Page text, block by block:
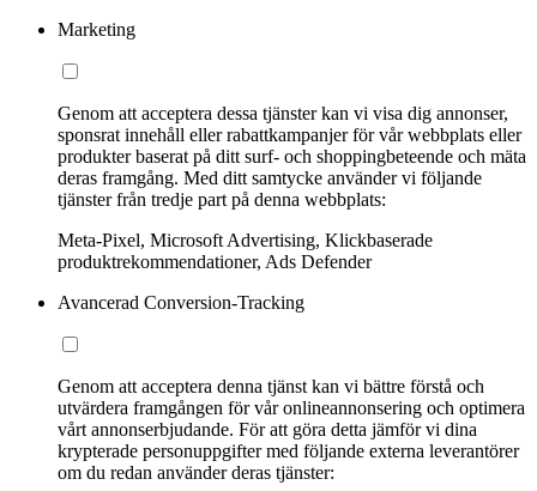
Marketing
Genom att acceptera dessa tjänster kan vi visa dig annonser,
sponsrat innehåll eller rabattkampanjer för vår webbplats eller
produkter baserat på ditt surf- och shoppingbeteende och mäta
deras framgång. Med ditt samtycke använder vi följande
tjänster från tredje part på denna webbplats:
Meta-Pixel, Microsoft Advertising, Klickbaserade
produktrekommendationer, Ads Defender
Avancerad Conversion-Tracking
Genom att acceptera denna tjänst kan vi bättre förstå och
utvärdera framgången för vår onlineannonsering och optimera
vårt annonserbjudande. För att göra detta jämför vi dina
krypterade personuppgifter med följande externa leverantörer
om du redan använder deras tjänster: